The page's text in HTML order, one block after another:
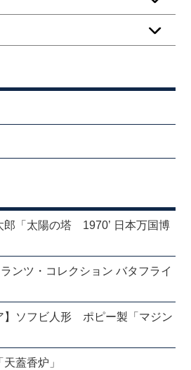
郎「太陽の塔 1970’ 日本万国博
ンツ・コレクション バタフライ
】ソフビ人形 ポピー製「マジン
蓋香炉」